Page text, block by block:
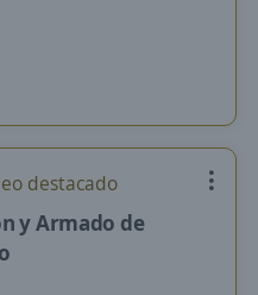
destacado
y Armado de